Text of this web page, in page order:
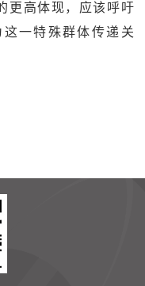
更高体现，应该呼吁
一特殊群体传递关